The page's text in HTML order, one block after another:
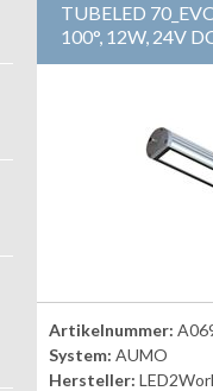
TUBELED
100°, 12W, 24V
Artikelnummer:
System: AUMO
Hersteller: